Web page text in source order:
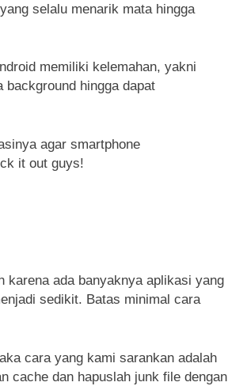
selalu menarik mata hingga
memiliki kelemahan, yakni
background hingga dapat
agar smartphone
it out guys!
karena ada banyaknya aplikasi yang
sedikit. Batas minimal cara
cara yang kami sarankan adalah
cache dan hapuslah junk file dengan